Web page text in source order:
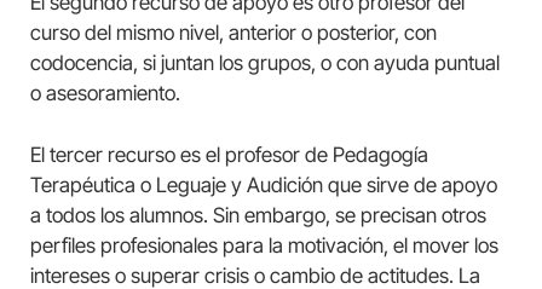
curso del mismo nivel, anterior o posterior, con
codocencia, si juntan los grupos, o con ayuda puntual
o asesoramiento.
El tercer recurso es el profesor de Pedagogía
Terapéutica o Leguaje y Audición que sirve de apoyo
a todos los alumnos. Sin embargo, se precisan otros
perfiles profesionales para la motivación, el mover los
intereses o superar crisis o cambio de actitudes. La